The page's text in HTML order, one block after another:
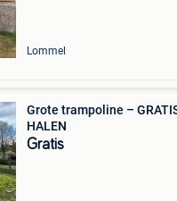
Lommel
Grote trampoline –
HALEN
Gratis